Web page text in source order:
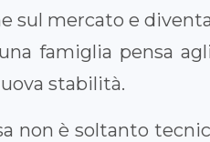
sul mercato e
famiglia pensa
stabilità.
non è soltanto